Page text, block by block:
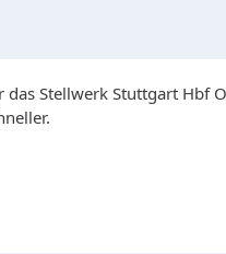
Stellwerk Stuttgart Hbf